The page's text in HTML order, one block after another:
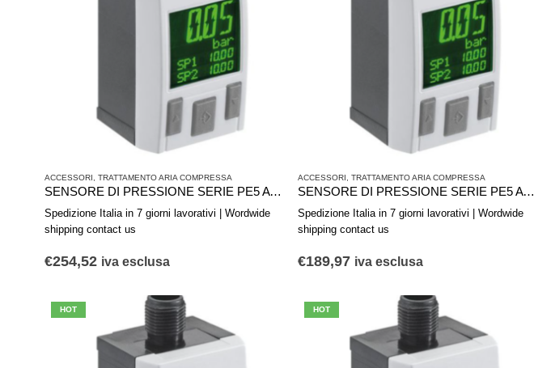
ACCESSORI TRATTAMENTO ARIA COMPRESSA
SENSORE DI PRESSIONE SERIE PE5 AVENTICS R412010806
Spedizione Italia in 7 giorni lavorativi | Wordwide
shipping contact us
€254,52 iva esclusa
ACCESSORI TRATTAMENTO ARIA COMPRESSA
SENSORE DI PRESSIONE SERIE PE5 AVENTICS R412010782
Spedizione Italia in 7 giorni lavorativi | Wordwide
shipping contact us
€189,97 iva esclusa
HOT HOT